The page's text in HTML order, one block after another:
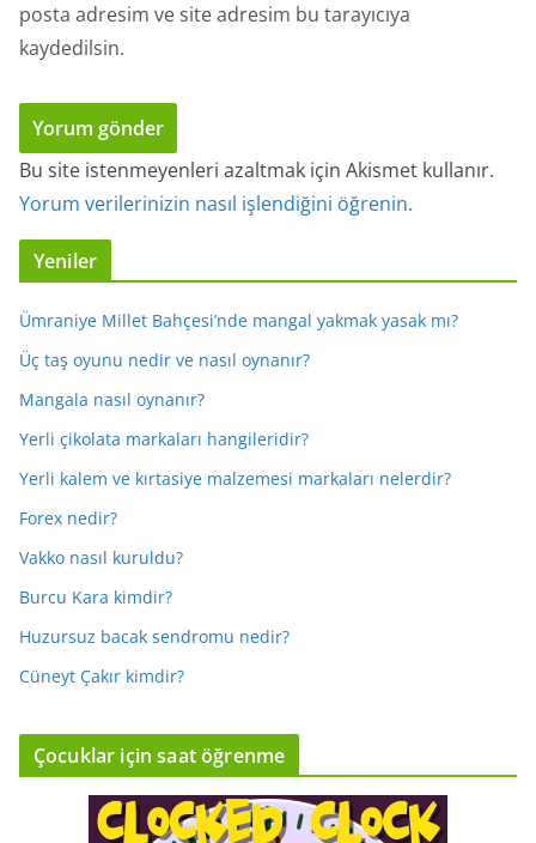
posta adresim ve site adresim bu tarayıcıya
kaydedilsin.
Bu site istenmeyenleri azaltmak için Akismet kullanır.
Yorum verilerinizin nasıl işlendiğini öğrenin.
Yeniler
Ümraniye Millet Bahçesi’nde mangal yakmak yasak mı?
Üç taş oyunu nedir ve nasıl oynanır?
Mangala nasıl oynanır?
Yerli çikolata markaları hangileridir?
Yerli kalem ve kırtasiye malzemesi markaları nelerdir?
Forex nedir?
Vakko nasıl kuruldu?
Burcu Kara kimdir?
Huzursuz bacak sendromu nedir?
Cüneyt Çakır kimdir?
Çocuklar için saat öğrenme